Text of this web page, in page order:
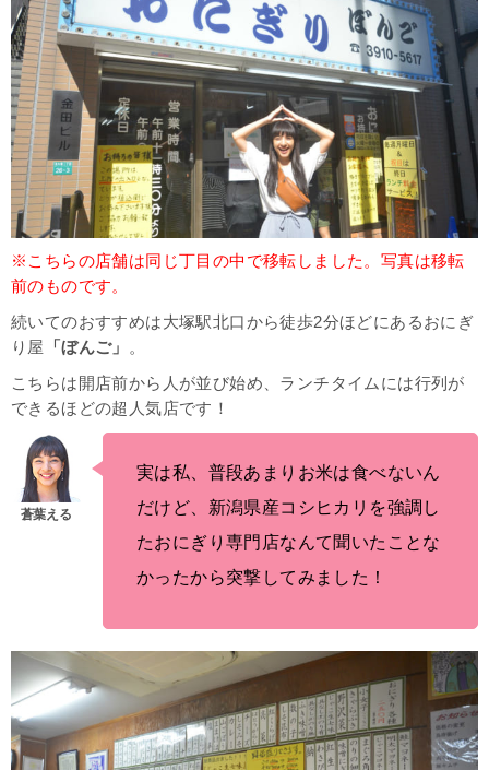
※こちらの店舗は同じ丁目の中で移転しました。写真は移転
前のものです。
続いてのおすすめは大塚駅北口から徒歩2分ほどにあるおにぎ
り屋
「ぼんご」 。
こちらは開店前から人が並び始め、ランチタイムには行列が
できるほどの超人気店です！
実は私、普段あまりお米は食べないん
だけど、新潟県産コシヒカリを強調し
たおにぎり専門店なんて聞いたことな
かったから突撃してみました！